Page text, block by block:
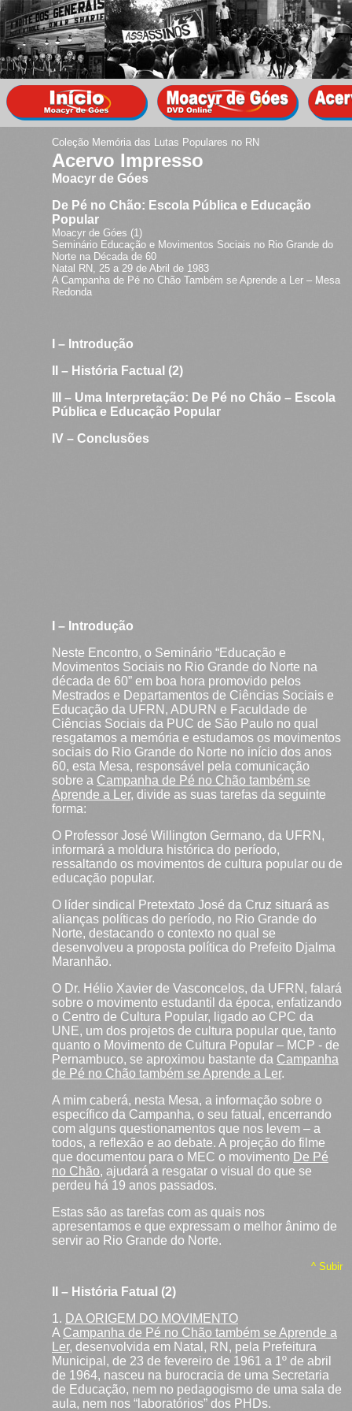
Coleção Memória das Lutas Populares no RN
Acervo Impresso
Moacyr de Góes
De Pé no Chão: Escola Pública e Educação
Popular
Moacyr de Góes (1)
Seminário Educação e Movimentos Sociais no Rio Grande do
Norte na Década de 60
Natal RN, 25 a 29 de Abril de 1983
A Campanha de Pé no Chão Também se Aprende a Ler – Mesa
Redonda
I – Introdução
II – História Factual (2)
III – Uma Interpretação: De Pé no Chão – Escola
Pública e Educação Popular
IV – Conclusões
I – Introdução
Neste Encontro, o Seminário “Educação e
Movimentos Sociais no Rio Grande do Norte na
década de 60” em boa hora promovido pelos
Mestrados e Departamentos de Ciências Sociais e
Educação da UFRN, ADURN e Faculdade de
Ciências Sociais da PUC de São Paulo no qual
resgatamos a memória e estudamos os movimentos
sociais do Rio Grande do Norte no início dos anos
60, esta Mesa, responsável pela comunicação
sobre a Campanha de Pé no Chão também se
Aprende a Ler, divide as suas tarefas da seguinte
forma:
O Professor José Willington Germano, da UFRN,
informará a moldura histórica do período,
ressaltando os movimentos de cultura popular ou de
educação popular.
O líder sindical Pretextato José da Cruz situará as
alianças políticas do período, no Rio Grande do
Norte, destacando o contexto no qual se
desenvolveu a proposta política do Prefeito Djalma
Maranhão.
O Dr. Hélio Xavier de Vasconcelos, da UFRN, falará
sobre o movimento estudantil da época, enfatizando
o Centro de Cultura Popular, ligado ao CPC da
UNE, um dos projetos de cultura popular que, tanto
quanto o Movimento de Cultura Popular – MCP - de
Pernambuco, se aproximou bastante da Campanha
de Pé no Chão também se Aprende a Ler.
A mim caberá, nesta Mesa, a informação sobre o
específico da Campanha, o seu fatual, encerrando
com alguns questionamentos que nos levem – a
todos, a reflexão e ao debate. A projeção do filme
que documentou para o MEC o movimento De Pé
no Chão, ajudará a resgatar o visual do que se
perdeu há 19 anos passados.
Estas são as tarefas com as quais nos
apresentamos e que expressam o melhor ânimo de
servir ao Rio Grande do Norte.
^ Subir
II – História Fatual (2)
1. DA ORIGEM DO MOVIMENTO
A Campanha de Pé no Chão também se Aprende a
Ler, desenvolvida em Natal, RN, pela Prefeitura
Municipal, de 23 de fevereiro de 1961 a 1º de abril
de 1964, nasceu na burocracia de uma Secretaria
de Educação, nem no pedagogismo de uma sala de
aula, nem nos “laboratórios” dos PHDs.